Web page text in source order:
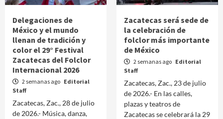
Delegaciones de
México y el mundo
llenan de tradición y
color el 29° Festival
Zacatecas del Folclor
Internacional 2026
2 semanas ago Editorial
Staff
Zacatecas, Zac., 28 de julio
de 2026.- Música, danza,
Zacatecas será sede de
la celebración de
folclor más importante
de México
2 semanas ago Editorial
Staff
Zacatecas, Zac., 23 de julio
de 2026.- En las calles,
plazas y teatros de
Zacatecas se celebrará la 29